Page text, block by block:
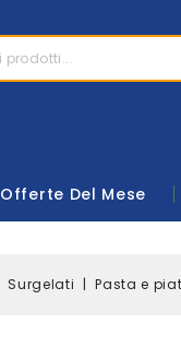
Offerte Del Mese
Surgelati Pasta e